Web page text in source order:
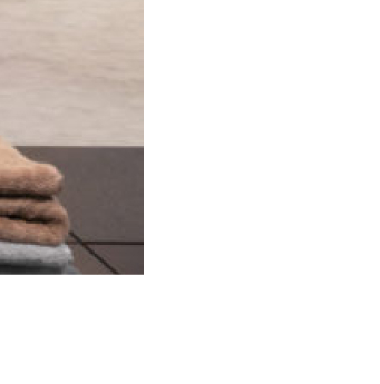
đến 30%
động ghi nhớ chế độ